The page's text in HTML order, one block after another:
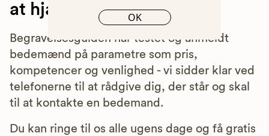
OK
at hjælpe
Begravelsesguiden har testet og anmeldt
bedemænd på parametre som pris,
kompetencer og venlighed - vi sidder klar ved
telefonerne til at rådgive dig, der står og skal
til at kontakte en bedemand.
Du kan ringe til os alle ugens dage og få gratis